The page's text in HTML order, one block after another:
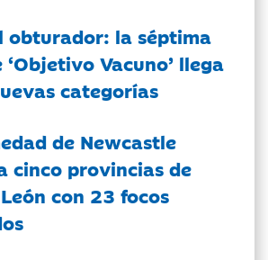
obturador: la séptima
Vacuno’ llega
categorías
de Newcastle
cinco provincias de
con 23 focos